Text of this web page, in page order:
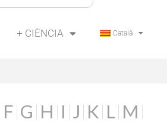
+ CIÈNCIA Català
F G H I J K L M